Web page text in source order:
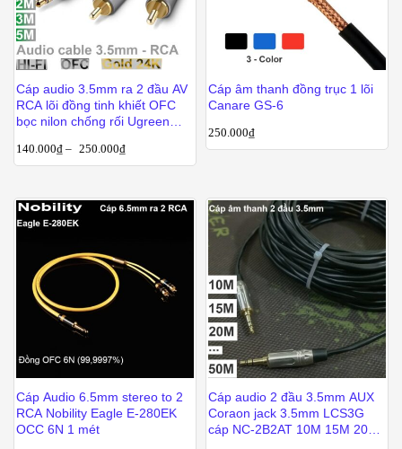
Cáp audio 3.5mm ra 2 đầu AV
RCA lõi đồng tinh khiết OFC
bọc nilon chống rối Ugreen
140.000₫ – 250.000₫
Cáp âm thanh đồng trục 1 lõi
Canare GS-6
250.000₫
Cáp Audio 6.5mm stereo to 2
RCA Nobility Eagle E-280EK
OCC 6N 1 mét
Cáp audio 2 đầu 3.5mm AUX
Coraon jack 3.5mm LCS3G
cáp NC-2B2AT 10M 15M 20M